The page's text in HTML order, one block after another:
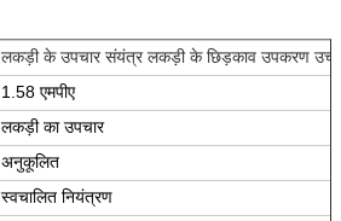
लकड़ी के उपचार संयंत्र लकड़ी के छिड़काव उपकरण उच्च
1.58 एमपीए
लकड़ी का उपचार
अनुकूलित
स्वचालित नियंत्रण